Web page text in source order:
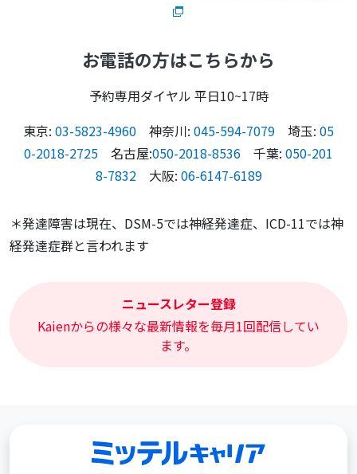
お電話の方はこちらから
予約専用ダイヤル 平日10~17時
東京: 03-5823-4960 神奈川: 045-594-7079 埼玉: 05
0-2018-2725 名古屋:050-2018-8536 千葉: 050-201
8-7832大阪: 06-6147-6189
＊発達障害は現在、DSM-5では神経発達症、ICD-11では神
経発達症群と言われます
ニュースレター登録
Kaienからの様々な最新情報を毎月1回配信してい
ます。